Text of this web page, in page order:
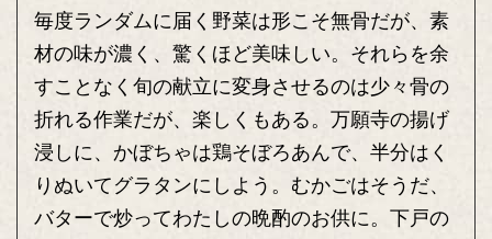
毎度ランダムに届く野菜は形こそ無骨だが、素
材の味が濃く、驚くほど美味しい。それらを余
すことなく旬の献立に変身させるのは少々骨の
折れる作業だが、楽しくもある。万願寺の揚げ
浸しに、かぼちゃは鶏そぼろあんで、半分はく
りぬいてグラタンにしよう。むかごはそうだ、
バターで炒ってわたしの晩酌のお供に。下戸の